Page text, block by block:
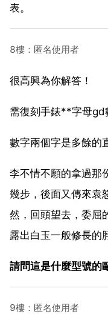
表。
8樓：匿名使用者
很高興為你解答！
需復刻手錶**字母
數字兩個字是多餘的
李不情不願的拿過那
幾步，後面又傳來袁
然，回頭望去，委屈
露出白玉一般修長的
請問這是什麼型號的
9樓：匿名使用者